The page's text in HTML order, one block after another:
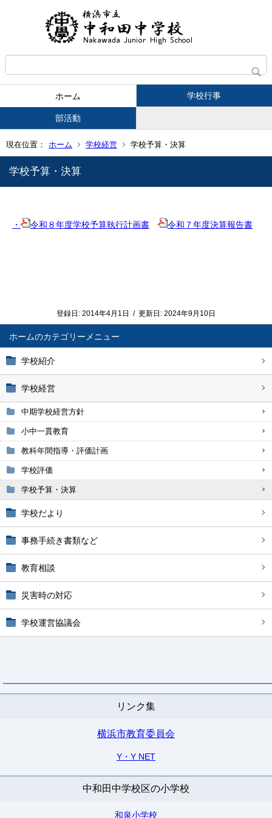
ホーム 学校行事
部活動
現在位置： ホーム 学校経営 学校予算・決算
ホーム
学校紹介
学校経営
中期学校経営方針
小中一貫教育
教科年間指導・評価計画
学校評価
学校予算・決算
学校だより
事務手続き書類など
教育相談
災害時の対応
学校運営協議会
リンク集
横浜市教育委員会
Y・Y NET
中和田中学校区の小学校
和泉小学校
学校予算・決算
・ 令和８年度学校予算執行計画書 令和７年度決算報告書
登録日: 2014年4月1日 / 更新日: 2024年9月10日